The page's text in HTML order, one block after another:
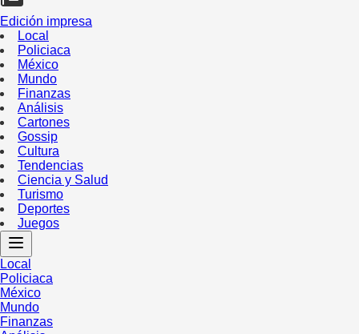
Edición impresa
Local
Policiaca
México
Mundo
Finanzas
Análisis
Cartones
Gossip
Cultura
Tendencias
Ciencia y Salud
Turismo
Deportes
Juegos
Local
Policiaca
México
Mundo
Finanzas